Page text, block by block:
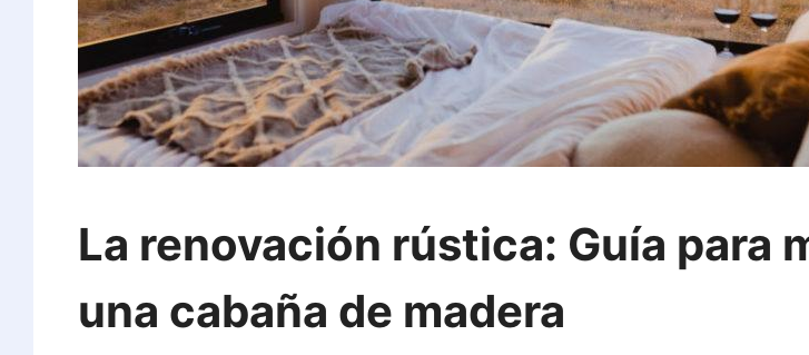
La renovación rústica: Guía para
una cabaña de madera